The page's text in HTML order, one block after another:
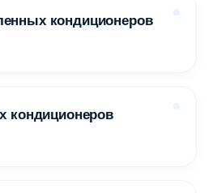
кондиционеров
кондиционеров